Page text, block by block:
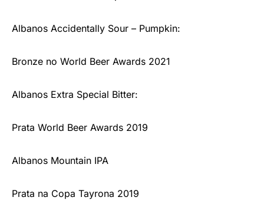
Albanos Accidentally Sour – Pumpkin:
Bronze no World Beer Awards 2021
Albanos Extra Special Bitter:
Prata World Beer Awards 2019
Albanos Mountain IPA
Prata na Copa Tayrona 2019